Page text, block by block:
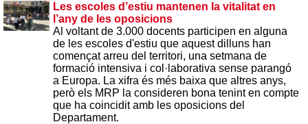
Les escoles d’estiu mantenen la vitalitat en
l’any de les oposicions
Al voltant de 3.000 docents participen en alguna
de les escoles d'estiu que aquest dilluns han
començat arreu del territori, una setmana de
formació intensiva i col·laborativa sense parangó
a Europa. La xifra és més baixa que altres anys,
però els MRP la consideren bona tenint en compte
que ha coincidit amb les oposicions del
Departament.